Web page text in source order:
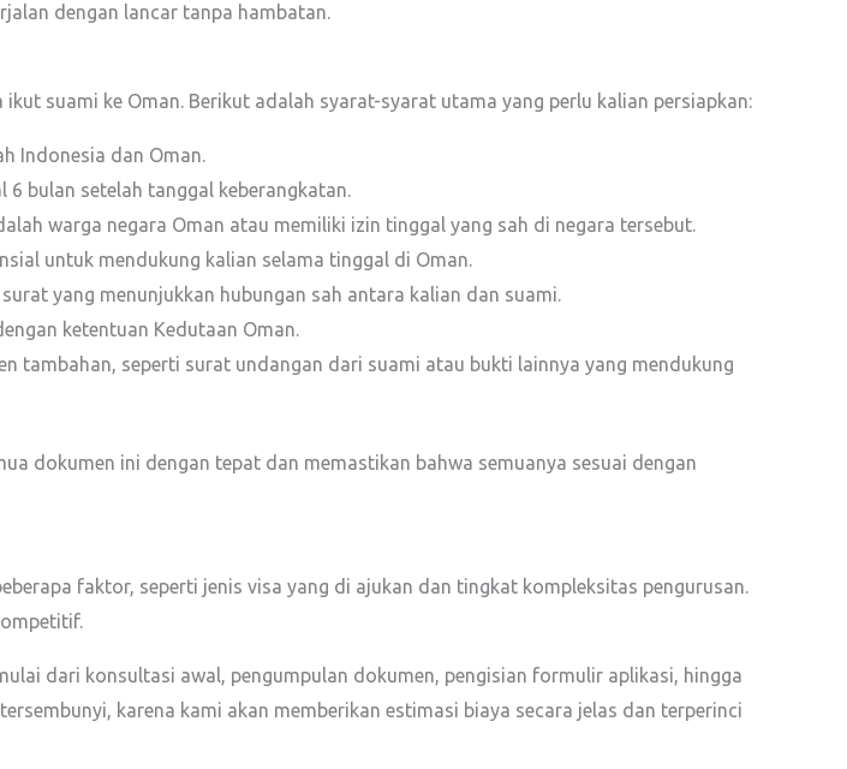
dengan lancar tanpa hambatan.
suami ke Oman. Berikut adalah syarat-syarat utama yang perlu kalian persiapkan:
Indonesia dan Oman.
6 bulan setelah tanggal keberangkatan.
warga negara Oman atau memiliki izin tinggal yang sah di negara tersebut.
untuk mendukung kalian selama tinggal di Oman.
yang menunjukkan hubungan sah antara kalian dan suami.
ketentuan Kedutaan Oman.
tambahan, seperti surat undangan dari suami atau bukti lainnya yang mendukung
dokumen ini dengan tepat dan memastikan bahwa semuanya sesuai dengan
faktor, seperti jenis visa yang di ajukan dan tingkat kompleksitas pengurusan.
dari konsultasi awal, pengumpulan dokumen, pengisian formulir aplikasi, hingga
karena kami akan memberikan estimasi biaya secara jelas dan terperinci